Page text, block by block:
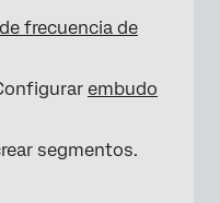
frecuencia de
embudo
segmentos.